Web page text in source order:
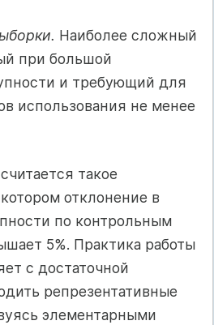
Наиболее сложный
при большой
и требующий для
использования не менее
такое
отклонение в
по контрольным
5%. Практика работы
с достаточной
репрезентативные
элементарными